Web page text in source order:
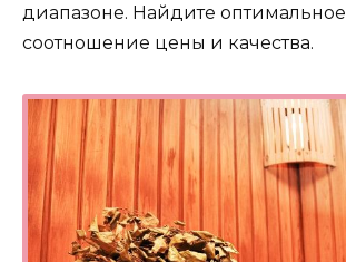
диапазоне. Найдите оптимальное
соотношение цены и качества.